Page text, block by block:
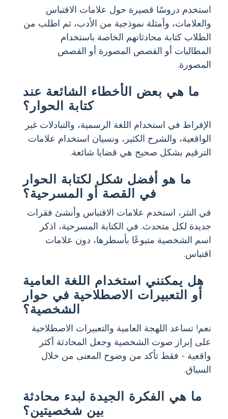
استخدم دروسًا قصيرة حول علامات الاقتباس
والعلامات، وأمثلة نموذجية من الأدب، ثم اطلب من
الطلاب كتابة محادثاتهم الخاصة باستخدام
المطالبات أو القصص المصورة أو القصص
المصورة.
ما هي بعض الأخطاء الشائعة عند
كتابة الحوار؟
الإفراط في استخدام اللغة الرسمية، والتبادلات غير
الواقعية، والشرح الكثير، ونسيان استخدام علامات
الترقيم بشكل صحيح هي قضايا شائعة.
ما هو أفضل شكل لكتابة الحوار
في القصة أو المسرحية؟
في النثر، استخدم علامات الاقتباس وأنشئ فقرات
جديدة لكل متحدث. في الكتابة المسرحية، اذكر
اسم الشخصية متبوعًا بأسطرها، دون علامات
اقتباس.
هل يمكنني استخدام اللغة العامية
أو التعبيرات الاصطلاحية في حوار
الشخصية؟
نعم! تساعد اللهجة العامية والتعبيرات الاصطلاحية
على إبراز صوت الشخصية وجعل المحادثة أكثر
واقعية - فقط تأكد من وضوح المعنى من خلال
السياق.
ما هي الفكرة الجيدة لبدء محادثة
بين شخصيتين؟